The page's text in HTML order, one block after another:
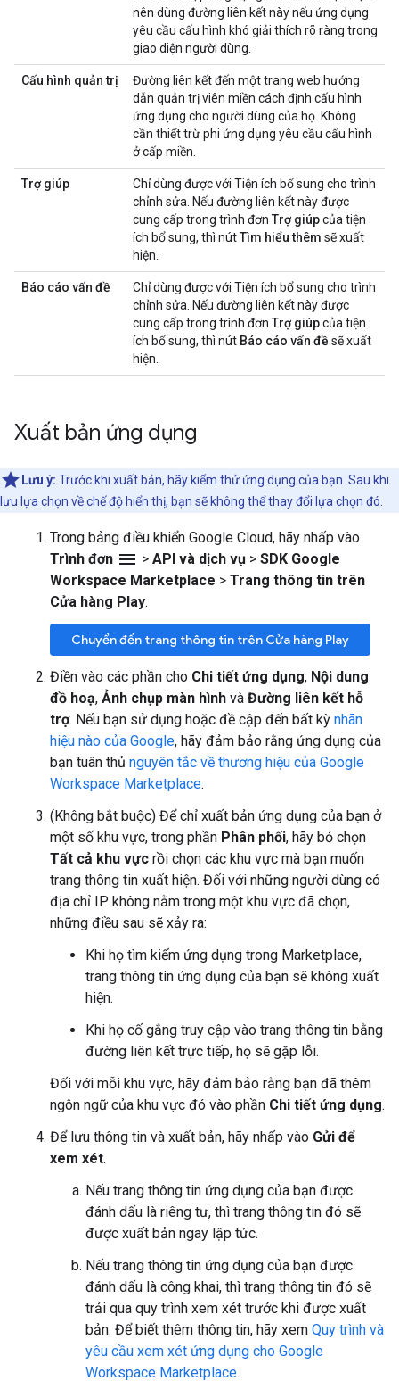
nên dùng đường liên kết này nếu ứng dụng
yêu cầu cấu hình khó giải thích rõ ràng trong
giao diện người dùng.
Cấu hình quản trị
Đường liên kết đến một trang web hướng
dẫn quản trị viên miền cách định cấu hình
ứng dụng cho người dùng của họ. Không
cần thiết trừ phi ứng dụng yêu cầu cấu hình
ở cấp miền.
Trợ giúp
Chỉ dùng được với Tiện ích bổ sung cho trình
chỉnh sửa. Nếu đường liên kết này được
cung cấp trong trình đơn Trợ giúpcủa tiện
ích bổ sung, thì nútTìm hiểu thêm sẽ xuất
hiện.
Báo cáo vấn đề
Chỉ dùng được với Tiện ích bổ sung cho trình
chỉnh sửa. Nếu đường liên kết này được
cung cấp trong trình đơn Trợ giúpcủa tiện
ích bổ sung, thì nút Báo cáo vấn đề sẽ xuất
hiện.
Xuất bản ứng dụng
Lưu ý: Trước khi xuất bản, hãy kiểm thử ứng dụng của bạn. Sau khi
lưu lựa chọn về chế độ hiển thị, bạn sẽ không thể thay đổi lựa chọn đó.
Trong bảng điều khiển Google Cloud, hãy nhấp vào
Trình đơn menu > API và dịch vụ > SDK Google
Workspace Marketplace > Trang thông tin trên
Cửa hàng Play.
Chuyển đến trang thông tin trên Cửa hàng Play
Điền vào các phần cho Chi tiết ứng dụng, Nội dung
đồ hoạ, Ảnh chụp màn hình và Đường liên kết hỗ
trợ. Nếu bạn sử dụng hoặc đề cập đến bất kỳ nhãn
hiệu nào của Google, hãy đảm bảo rằng ứng dụng của
bạn tuân thủ nguyên tắc về thương hiệu của Google
Workspace Marketplace.
(Không bắt buộc) Để chỉ xuất bản ứng dụng của bạn ở
một số khu vực, trong phần Phân phối, hãy bỏ chọn
Tất cả khu vực rồi chọn các khu vực mà bạn muốn
trang thông tin xuất hiện. Đối với những người dùng có
địa chỉ IP không nằm trong một khu vực đã chọn,
những điều sau sẽ xảy ra:
Khi họ tìm kiếm ứng dụng trong Marketplace,
trang thông tin ứng dụng của bạn sẽ không xuất
hiện.
Khi họ cố gắng truy cập vào trang thông tin bằng
đường liên kết trực tiếp, họ sẽ gặp lỗi.
Đối với mỗi khu vực, hãy đảm bảo rằng bạn đã thêm
ngôn ngữ của khu vực đó vào phần Chi tiết ứng dụng.
Để lưu thông tin và xuất bản, hãy nhấp vào Gửi để
xem xét.
Nếu trang thông tin ứng dụng của bạn được
đánh dấu là riêng tư, thì trang thông tin đó sẽ
được xuất bản ngay lập tức.
Nếu trang thông tin ứng dụng của bạn được
đánh dấu là công khai, thì trang thông tin đó sẽ
trải qua quy trình xem xét trước khi được xuất
bản. Để biết thêm thông tin, hãy xem Quy trình và
yêu cầu xem xét ứng dụng cho Google
Workspace Marketplace.